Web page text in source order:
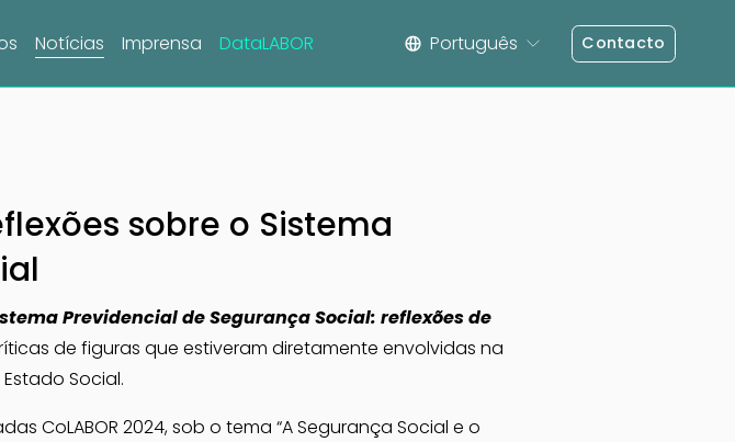
Notícias Imprensa DataLABOR Português Contacto
sobre o Sistema
Previdencial de Segurança Social: reflexões de
de figuras que estiveram diretamente envolvidas na
Social.
CoLABOR 2024, sob o tema “A Segurança Social e o